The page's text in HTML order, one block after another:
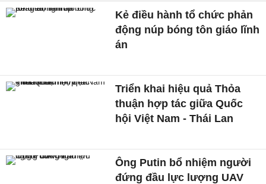
Kẻ điều hành tổ chức phản
động núp bóng tôn giáo lĩnh
án
Triển khai hiệu quả Thỏa
thuận hợp tác giữa Quốc
hội Việt Nam - Thái Lan
Ông Putin bổ nhiệm người
đứng đầu lực lượng UAV